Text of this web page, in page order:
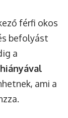
férfi okos
befolyást
a
ami a